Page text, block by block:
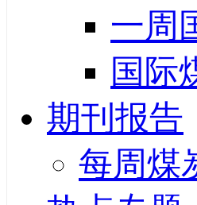
一周
国际
期刊报告
每周煤